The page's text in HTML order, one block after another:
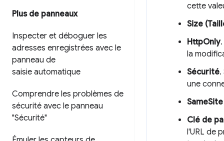
Plus de panneaux
Inspecter et déboguer les
adresses enregistrées avec le
panneau de
saisie automatique
Comprendre les problèmes de
sécurité avec le panneau
"Sécurité"
cette
Size
HttpOnly
la
Sécurité.
une
SameSite
Clé de
l'URL de